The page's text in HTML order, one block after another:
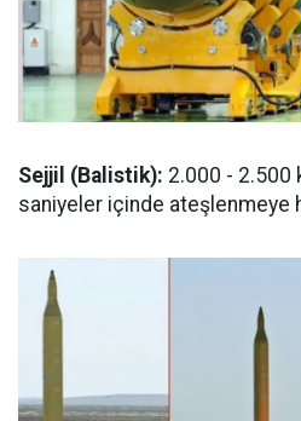
Sejjil (Balistik): 2.000 - 2.500
saniyeler içinde ateşlenmeye